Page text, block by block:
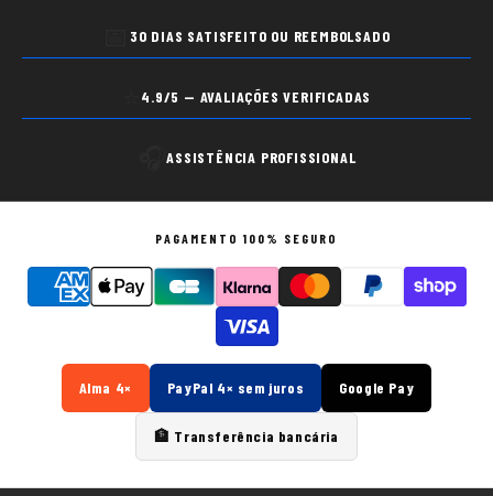
30 DIAS SATISFEITO OU REEMBOLSADO
4.9/5 — AVALIAÇÕES VERIFICADAS
🎧ASSISTÊNCIA PROFISSIONAL
PAGAMENTO 100% SEGURO
Alma 4× PayPal 4× sem juros Google Pay
🏦 Transferência bancária